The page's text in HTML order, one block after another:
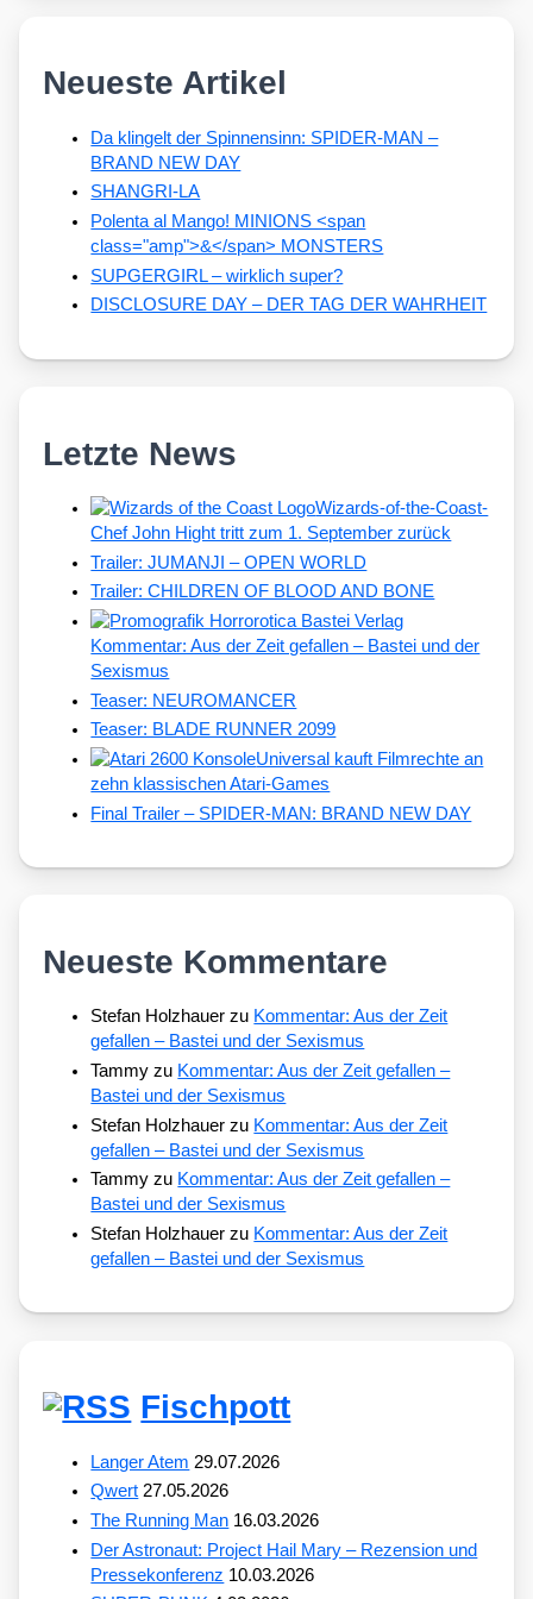
Neueste Artikel
Da klingelt der Spinnensinn: SPIDER-MAN –
BRAND NEW DAY
SHANGRI-LA
Polenta al Mango! MINIONS <span
class="amp">&</span> MONSTERS
SUPGERGIRL – wirklich super?
DISCLOSURE DAY – DER TAG DER WAHRHEIT
Letzte News
Wizards-of-the-Coast-
Chef John Hight tritt zum 1. September zurück
Trailer: JUMANJI – OPEN WORLD
Trailer: CHILDREN OF BLOOD AND BONE
Kommentar: Aus der Zeit gefallen – Bastei und der
Sexismus
Teaser: NEUROMANCER
Teaser: BLADE RUNNER 2099
Universal kauft Filmrechte an
zehn klassischen Atari-Games
Final Trailer – SPIDER-MAN: BRAND NEW DAY
Neueste Kommentare
Stefan Holzhauer zu Kommentar: Aus der Zeit
gefallen – Bastei und der Sexismus
Tammy zu Kommentar: Aus der Zeit gefallen –
Bastei und der Sexismus
Stefan Holzhauer zu Kommentar: Aus der Zeit
gefallen – Bastei und der Sexismus
Tammy zu Kommentar: Aus der Zeit gefallen –
Bastei und der Sexismus
Stefan Holzhauer zu Kommentar: Aus der Zeit
gefallen – Bastei und der Sexismus
Fischpott
Langer Atem 29.07.2026
Qwert 27.05.2026
The Running Man 16.03.2026
Der Astronaut: Project Hail Mary – Rezension und
Pressekonferenz 10.03.2026